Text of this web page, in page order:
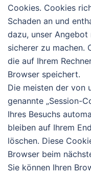
Cookies. Cookies
Schaden an und
dazu, unser
sicherer zu machen.
die auf Ihrem
Browser speichert.
Die meisten der von
genannte „Session-
Ihres Besuchs
bleiben auf Ihrem
löschen. Diese
Browser beim
Sie können Ihren